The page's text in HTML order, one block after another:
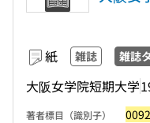
紙 雑誌 雑誌
大阪女学院短期大学
著者標目（識別子）